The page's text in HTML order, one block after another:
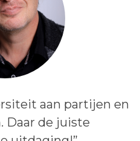
aan partijen en
Daar de juiste